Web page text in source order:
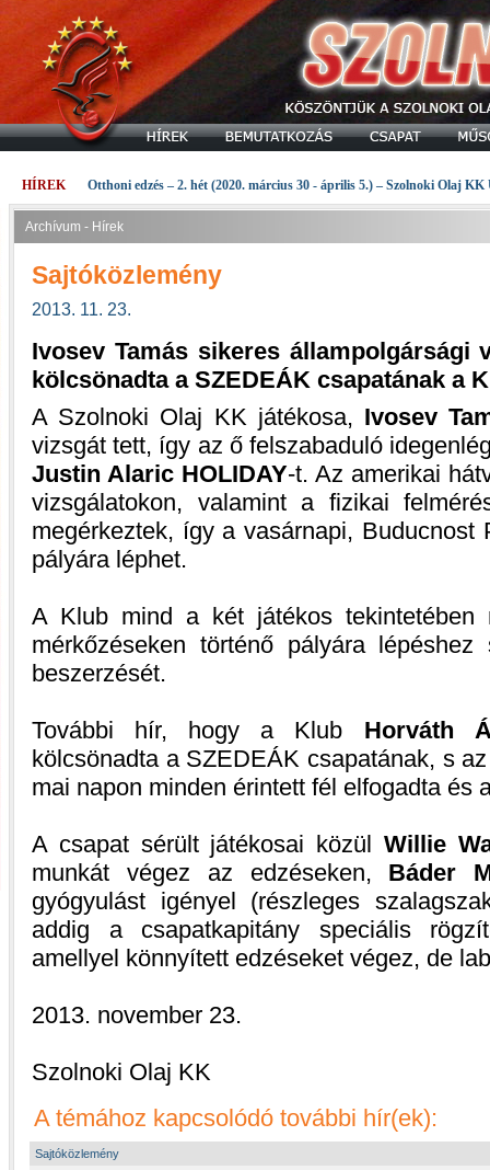
HÍREK Otthoni edzés – 2. hét (2020. március 30 - április 5.) – Szolnoki Olaj KK
Archívum - Hírek
Sajtóközlemény
2013. 11. 23.
Ivosev Tamás sikeres állampolgársági
kölcsönadta a SZEDEÁK csapatának a
A Szolnoki Olaj KK játékosa, Ivosev
vizsgát tett, így az ő felszabaduló
Justin Alaric HOLIDAY-t. Az amerikai
vizsgálatokon, valamint a fizikai
megérkeztek, így a vasárnapi, Buducnost
pályára léphet.
A Klub mind a két játékos tekintetében
mérkőzéseken történő pályára lépéshez
beszerzését.
További hír, hogy a Klub Horváth
kölcsönadta a SZEDEÁK csapatának, s
mai napon minden érintett fél elfogadta és
A csapat sérült játékosai közül Willie
munkát végez az edzéseken, Báder
gyógyulást igényel (részleges
addig a csapatkapitány speciális
amellyel könnyített edzéseket végez, de
2013. november 23.
Szolnoki Olaj KK
A témához kapcsolódó további hír(ek):
Sajtóközlemény